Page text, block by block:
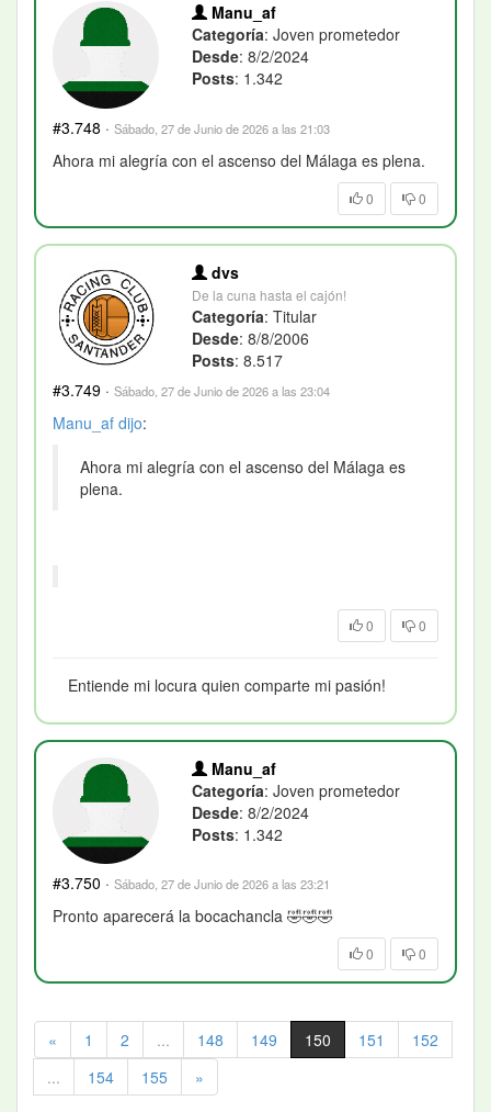
Manu_af
Categoría: Joven prometedor
Desde: 8/2/2024
Posts: 1.342
#3.748 · Sábado, 27 de Junio de 2026 a las 21:03
Ahora mi alegría con el ascenso del Málaga es plena.
0 0
dvs
De la cuna hasta el cajón!
Categoría: Titular
Desde: 8/8/2006
Posts: 8.517
#3.749 · Sábado, 27 de Junio de 2026 a las 23:04
Manu_af dijo:
Ahora mi alegría con el ascenso del Málaga es
plena.
0 0
Entiende mi locura quien comparte mi pasión!
Manu_af
Categoría: Joven prometedor
Desde: 8/2/2024
Posts: 1.342
#3.750 · Sábado, 27 de Junio de 2026 a las 23:21
Pronto aparecerá la bocachancla 🤣🤣🤣
0 0
« 1 2 ... 148 149 150 151
152
...
154 155 »